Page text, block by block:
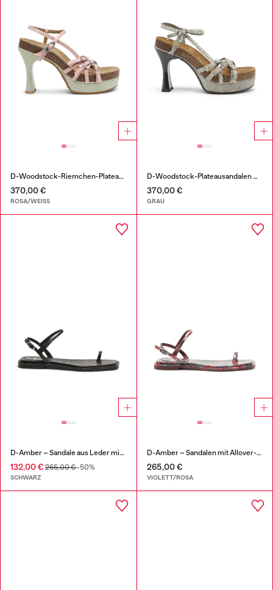
D-Woodstock-Riemchen-Plateausandalen aus glänzendem PU
370,00 €
ROSA/WEISS
D-Woodstock-Plateausandalen mit Riemchen in Denim
370,00 €
GRAU
D-Amber – Sandale aus Leder mit metallischem Logo
132,00 € 265,00 €-50%
SCHWARZ
D-Amber – Sandalen mit Allover-Print
265,00 €
VIOLETT/ROSA